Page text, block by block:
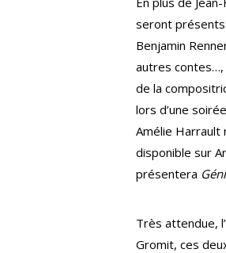
seront présents
Benjamin
autres contes…,
de la
lors d’une
Amélie Harrault
disponible sur
présentera
Très attendue,
Gromit, ces